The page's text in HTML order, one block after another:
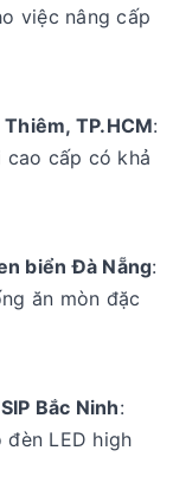
việc nâng cấp
TP.HCM:
cao cấp có khả
biển Đà Nẵng:
ăn mòn đặc
Bắc Ninh:
đèn LED high